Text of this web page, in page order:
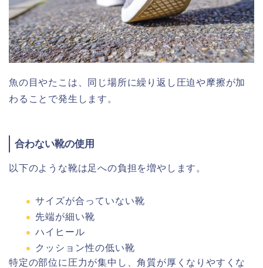
魚の目やたこは、同じ場所に繰り返し圧迫や摩擦が加
わることで発生します。
合わない靴の使用
以下のような靴は足への負担を増やします。
サイズが合っていない靴
先端が細い靴
ハイヒール
クッション性の低い靴
特定の部位に圧力が集中し、角質が厚くなりやすくな